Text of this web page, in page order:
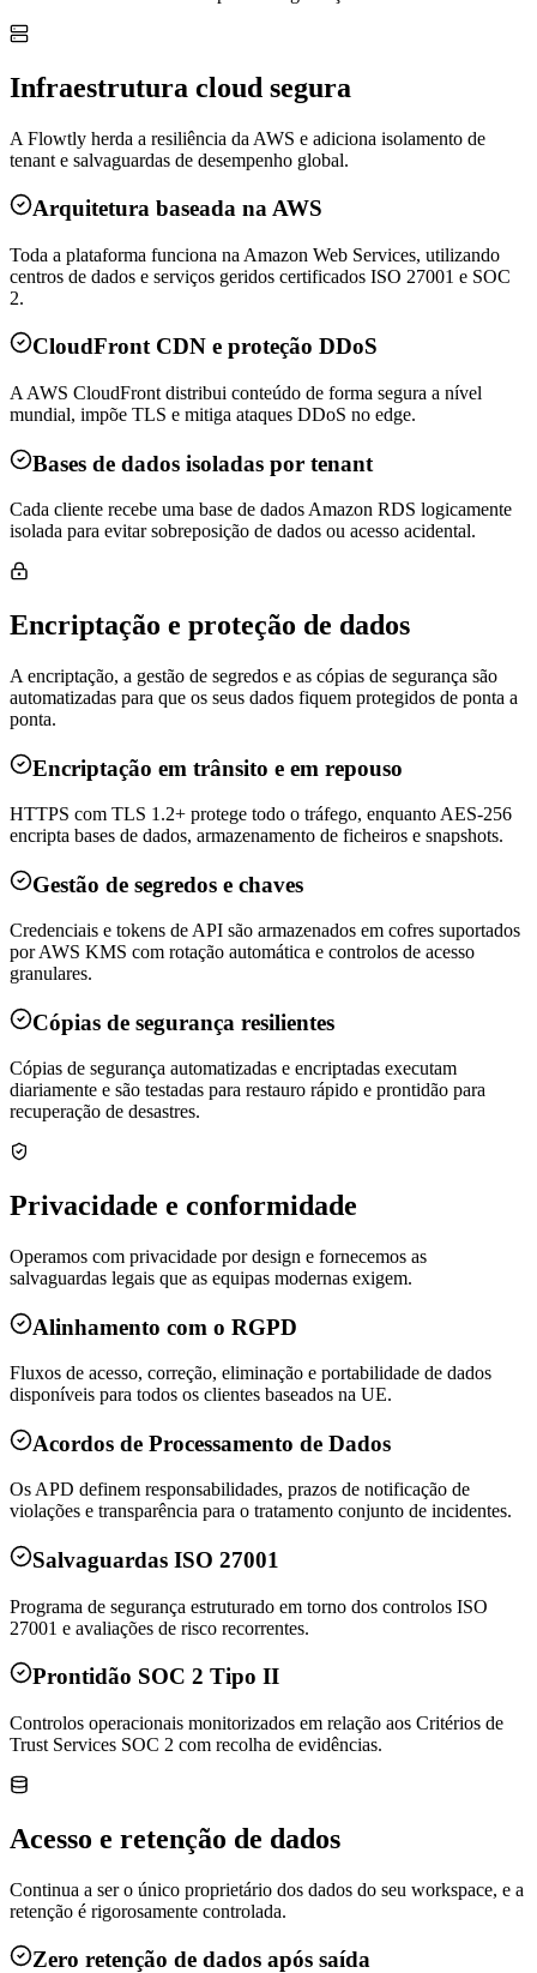
Infraestrutura cloud segura
A Flowtly herda a resiliência da AWS e adiciona isolamento de
tenant e salvaguardas de desempenho global.
Arquitetura baseada na AWS
Toda a plataforma funciona na Amazon Web Services, utilizando
centros de dados e serviços geridos certificados ISO 27001 e SOC
2.
CloudFront CDN e proteção DDoS
A AWS CloudFront distribui conteúdo de forma segura a nível
mundial, impõe TLS e mitiga ataques DDoS no edge.
Bases de dados isoladas por tenant
Cada cliente recebe uma base de dados Amazon RDS logicamente
isolada para evitar sobreposição de dados ou acesso acidental.
Encriptação e proteção de dados
A encriptação, a gestão de segredos e as cópias de segurança são
automatizadas para que os seus dados fiquem protegidos de ponta a
ponta.
Encriptação em trânsito e em repouso
HTTPS com TLS 1.2+ protege todo o tráfego, enquanto AES-256
encripta bases de dados, armazenamento de ficheiros e snapshots.
Gestão de segredos e chaves
Credenciais e tokens de API são armazenados em cofres suportados
por AWS KMS com rotação automática e controlos de acesso
granulares.
Cópias de segurança resilientes
Cópias de segurança automatizadas e encriptadas executam
diariamente e são testadas para restauro rápido e prontidão para
recuperação de desastres.
Privacidade e conformidade
Operamos com privacidade por design e fornecemos as
salvaguardas legais que as equipas modernas exigem.
Alinhamento com o RGPD
Fluxos de acesso, correção, eliminação e portabilidade de dados
disponíveis para todos os clientes baseados na UE.
Acordos de Processamento de Dados
Os APD definem responsabilidades, prazos de notificação de
violações e transparência para o tratamento conjunto de incidentes.
Salvaguardas ISO 27001
Programa de segurança estruturado em torno dos controlos ISO
27001 e avaliações de risco recorrentes.
Prontidão SOC 2 Tipo II
Controlos operacionais monitorizados em relação aos Critérios de
Trust Services SOC 2 com recolha de evidências.
Acesso e retenção de dados
Continua a ser o único proprietário dos dados do seu workspace, e a
retenção é rigorosamente controlada.
Zero retenção de dados após saída